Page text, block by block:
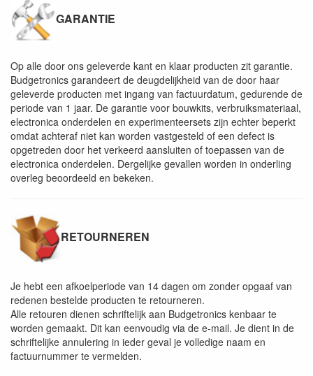
GARANTIE
Op alle door ons geleverde kant en klaar producten zit garantie.
Budgetronics garandeert de deugdelijkheid van de door haar
geleverde producten met ingang van factuurdatum, gedurende de
periode van 1 jaar. De garantie voor bouwkits, verbruiksmateriaal,
electronica onderdelen en experimenteersets zijn echter beperkt
omdat achteraf niet kan worden vastgesteld of een defect is
opgetreden door het verkeerd aansluiten of toepassen van de
electronica onderdelen. Dergelijke gevallen worden in onderling
overleg beoordeeld en bekeken.
RETOURNEREN
Je hebt een afkoelperiode van 14 dagen om zonder opgaaf van
redenen bestelde producten te retourneren.
Alle retouren dienen schriftelijk aan Budgetronics kenbaar te
worden gemaakt. Dit kan eenvoudig via de e-mail. Je dient in de
schriftelijke annulering in ieder geval je volledige naam en
factuurnummer te vermelden.